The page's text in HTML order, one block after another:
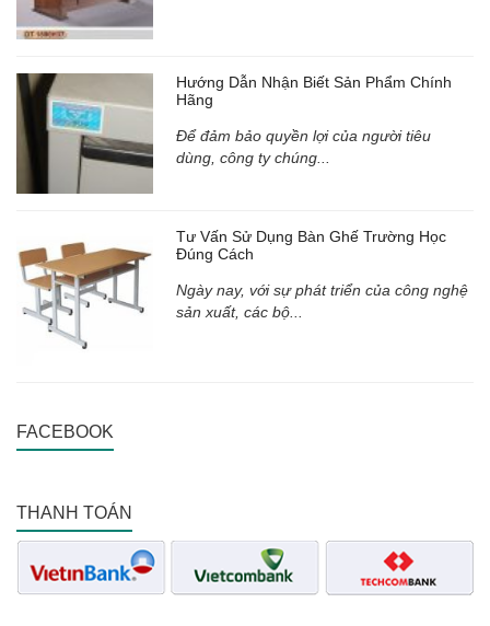
Hướng Dẫn Nhận Biết Sản Phẩm Chính
Hãng
Để đảm bảo quyền lợi của người tiêu
dùng, công ty chúng...
Tư Vấn Sử Dụng Bàn Ghế Trường Học
Đúng Cách
Ngày nay, với sự phát triển của công nghệ
sản xuất, các bộ...
FACEBOOK
THANH TOÁN